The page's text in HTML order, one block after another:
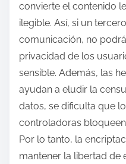
convierte el contenido
ilegible. Así, si un
comunicación, no
privacidad de los
sensible. Además, las
ayudan a eludir la
datos, se dificulta que
controladoras
Por lo tanto, la
mantener la libertad de